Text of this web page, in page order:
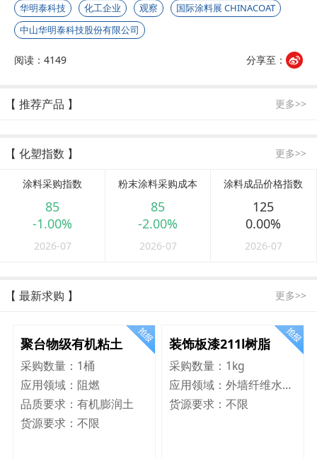
华明泰科技 化工企业 观察
国际涂料展 CHINACOAT
中山华明泰科技股份有限公司
阅读：4149 分享至：
【 推荐产品 】 更多>>
【 化塑指数 】 更多>>
涂料采购指数
85
-1.00%
2026-07
粉末涂料采购成本
85
-2.00%
2026-07
涂料成品价格指数
125
0.00%
2026-07
【 最新求购 】 更多>>
聚台物级有机粘土
采购数量： 1桶
应用领域： 阻燃
品质要求： 有机膨润土
货源要求： 不限
装饰板漆211l树脂
采购数量： 1kg
应用领域：
外墙纤维水泥板
货源要求：不限